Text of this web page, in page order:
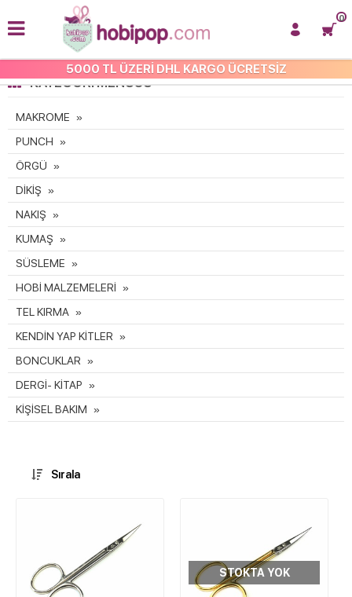
5000 TL ÜZERİ DHL KARGO ÜCRETSİZ
0
KATEGORI MENÜSÜ
MAKROME
PUNCH
ÖRGÜ
DİKİŞ
NAKIŞ
KUMAŞ
SÜSLEME
HOBİ MALZEMELERİ
TEL KIRMA
KENDİN YAP KİTLER
BONCUKLAR
DERGİ- KİTAP
KİŞİSEL BAKIM
Sırala
STOKTA YOK